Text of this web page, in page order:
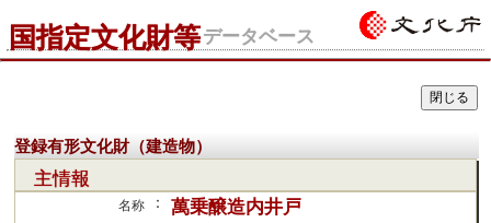
国指定文化財等データベース
登録有形文化財（建造物）
主情報
名称 ： 萬乗醸造内井戸